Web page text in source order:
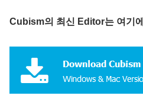
Cubism의 최신 Editor는 여기